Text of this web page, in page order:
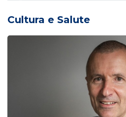
Cultura e Salute